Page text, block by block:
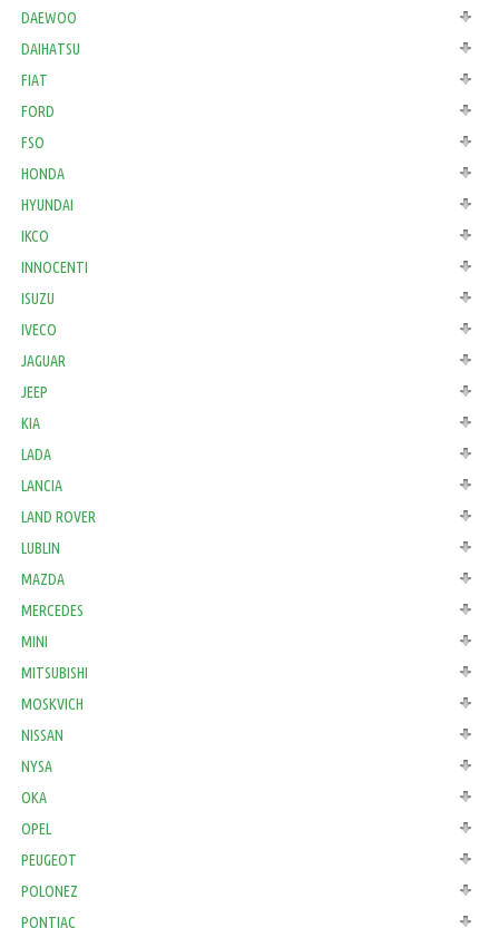
DAEWOO
DAIHATSU
FIAT
FORD
FSO
HONDA
HYUNDAI
IKCO
INNOCENTI
ISUZU
IVECO
JAGUAR
JEEP
KIA
LADA
LANCIA
LAND ROVER
LUBLIN
MAZDA
MERCEDES
MINI
MITSUBISHI
MOSKVICH
NISSAN
NYSA
OKA
OPEL
PEUGEOT
POLONEZ
PONTIAC